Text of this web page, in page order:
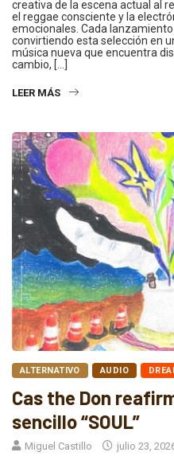
creativa de la escena actual al
el reggae consciente y la
emocionales. Cada
convirtiendo esta selección en
música nueva que encuentra
cambio, […]
LEER MÁS
ALTERNATIVO AUDIO
Cas the Don
sencillo “SOUL”
Miguel Castillo julio 23,